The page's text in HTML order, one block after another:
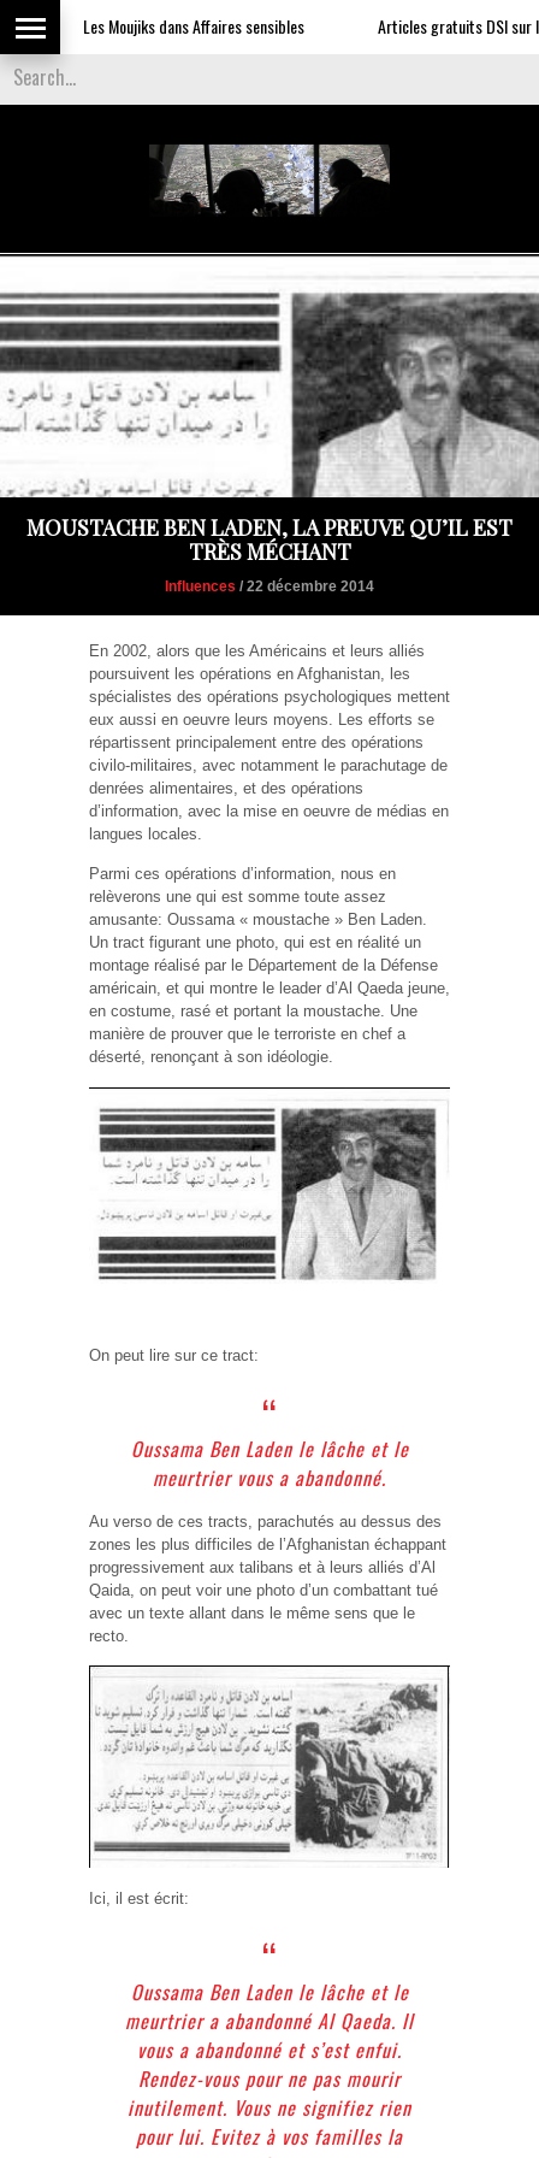
Les Moujiks dans Affaires sensibles Articles gratuits DSI sur
MOUSTACHE BEN LADEN, LA PREUVE QU’IL EST
TRÈS MÉCHANT
Influences / 22 décembre 2014
En 2002, alors que les Américains et leurs alliés
poursuivent les opérations en Afghanistan, les
spécialistes des opérations psychologiques mettent
eux aussi en oeuvre leurs moyens. Les efforts se
répartissent principalement entre des opérations
civilo-militaires, avec notamment le parachutage de
denrées alimentaires, et des opérations
d’information, avec la mise en oeuvre de médias en
langues locales.
Parmi ces opérations d’information, nous en
relèverons une qui est somme toute assez
amusante: Oussama « moustache » Ben Laden.
Un tract figurant une photo, qui est en réalité un
montage réalisé par le Département de la Défense
américain, et qui montre le leader d’Al Qaeda jeune,
en costume, rasé et portant la moustache. Une
manière de prouver que le terroriste en chef a
déserté, renonçant à son idéologie.
On peut lire sur ce tract:
Oussama Ben Laden le lâche et le
meurtrier vous a abandonné.
Au verso de ces tracts, parachutés au dessus des
zones les plus difficiles de l’Afghanistan échappant
progressivement aux talibans et à leurs alliés d’Al
Qaida, on peut voir une photo d’un combattant tué
avec un texte allant dans le même sens que le
recto.
Ici, il est écrit:
Oussama Ben Laden le lâche et le
meurtrier a abandonné Al Qaeda. Il
vous a abandonné et s’est enfui.
Rendez-vous pour ne pas mourir
inutilement. Vous ne signifiez rien
pour lui. Evitez à vos familles la